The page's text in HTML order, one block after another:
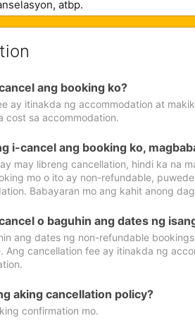
ang booking ko?
ay itinakda ng accommodation at
cost sa accommodation.
i-cancel ang booking ko,
may libreng cancellation, hindi ka na
mo o ito ay non-refundable,
Babayaran mo ang kahit anong
o baguhin ang dates ng
ang dates ng non-refundable
Ang cancellation fee ay itinakda ng
aking cancellation policy?
confirmation mo.